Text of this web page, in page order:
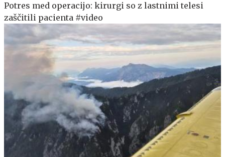
Potres med operacijo: kirurgi so z lastnimi telesi
zaščitili pacienta #video